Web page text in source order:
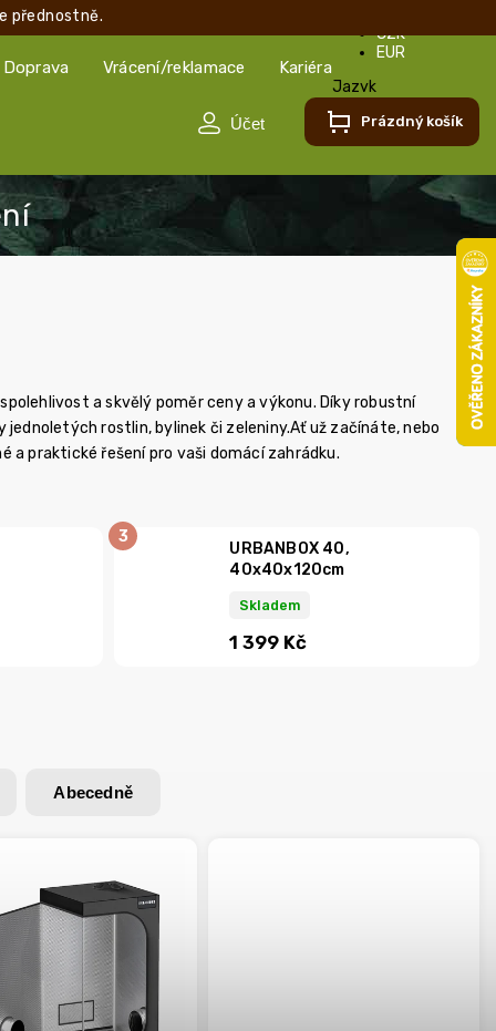
přednostně.
Doprava Vrácení/reklamace Kariéra
CZK
EUR
Jazyk
Čeština
Prázdný košík
a skvělý poměr ceny a výkonu. Díky robustní
rostlin, bylinek či zeleniny.Ať už začínáte, nebo
a praktické řešení pro vaši domácí zahrádku.
URBANBOX 40,
40x40x120cm
Skladem
1 399 Kč
Abecedně